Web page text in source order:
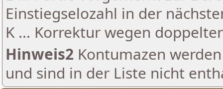
Einstiegselozahl in der
K ... Korrektur wegen
Hinweis2 Kontumazen
und sind in der Liste nicht